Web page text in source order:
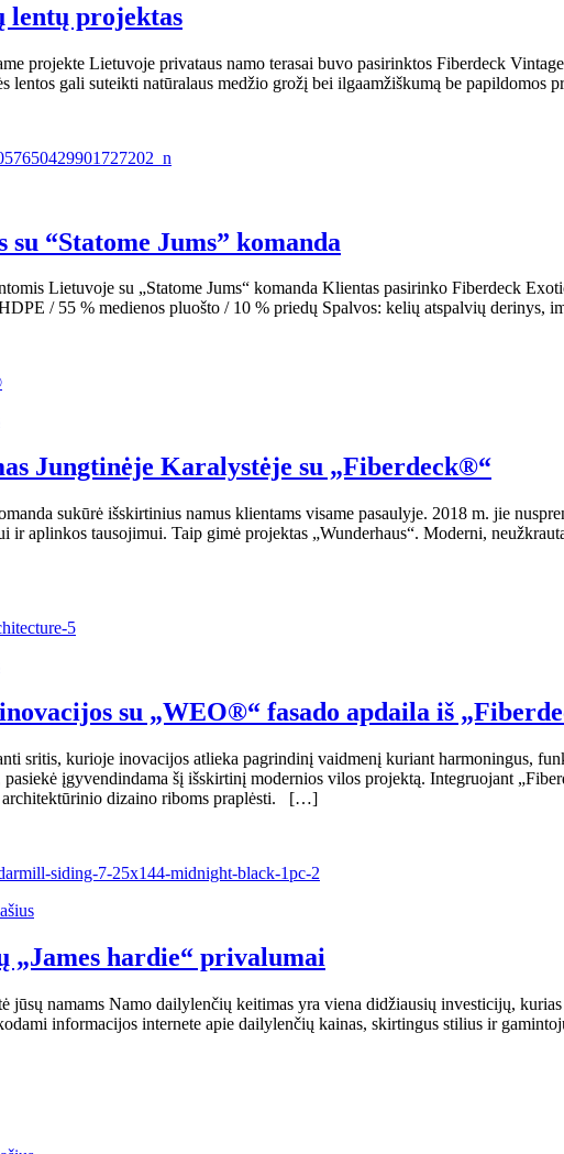
lentų projektas
projekte Lietuvoje privataus namo terasai buvo pasirinktos Fiberdeck
lentos gali suteikti natūralaus medžio grožį bei ilgaamžiškumą be
“Statome Jums” komanda
Lietuvoje su „Statome Jums“ komanda Klientas pasirinko Fiberdeck
/ 55 % medienos pluošto / 10 % priedų Spalvos: kelių atspalvių derinys,
Jungtinėje Karalystėje su „Fiberdeck®“
sukūrė išskirtinius namus klientams visame pasaulyje. 2018 m. jie
ir aplinkos tausojimui. Taip gimė projektas „Wunderhaus“. Moderni,
su „WEO®“ fasado apdaila iš
sritis, kurioje inovacijos atlieka pagrindinį vaidmenį kuriant harmoningus,
įgyvendindama šį išskirtinį modernios vilos projektą. Integruojant
architektūrinio dizaino riboms praplėsti. […]
hardie“ privalumai
jūsų namams Namo dailylenčių keitimas yra viena didžiausių investicijų,
informacijos internete apie dailylenčių kainas, skirtingus stilius ir